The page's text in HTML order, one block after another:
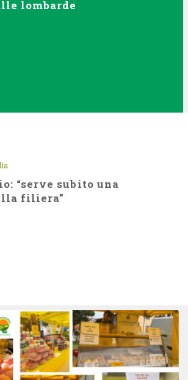
lombarde
“serve subito una
filiera”